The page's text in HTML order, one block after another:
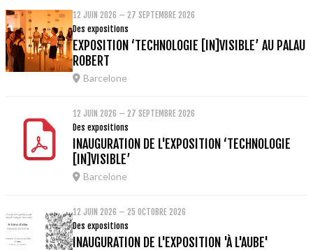
12 JUIN 2026 – 27 SEPTEMBRE 2026
Des expositions
EXPOSITION ‘TECHNOLOGIE [IN]VISIBLE’ AU PALAU
ROBERT
Barcelone
12 JUIN 2026 – 27 SEPTEMBRE 2026
Des expositions
INAUGURATION DE L'EXPOSITION ‘TECHNOLOGIE
[IN]VISIBLE’
Barcelone
12 JUIN 2026 – 25 OCTOBRE 2026
Des expositions
INAUGURATION DE L'EXPOSITION 'À L'AUBE'